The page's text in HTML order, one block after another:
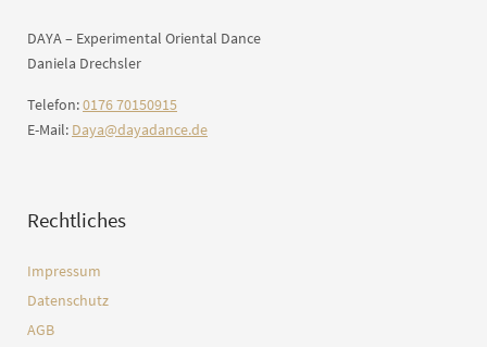
DAYA – Experimental Oriental Dance
Daniela Drechsler
Telefon:0176 70150915
E-Mail: Daya@dayadance.de
Rechtliches
Impressum
Datenschutz
AGB